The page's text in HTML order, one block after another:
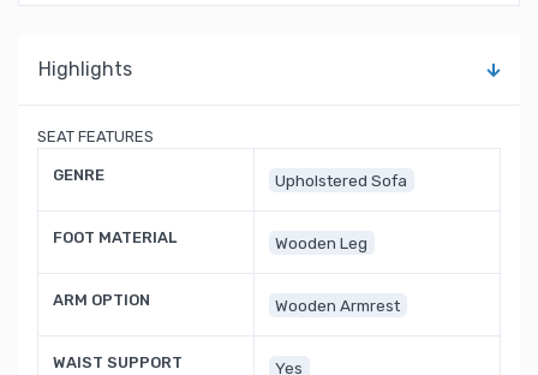
Highlights
SEAT FEATURES
GENRE Upholstered Sofa
FOOT MATERIAL Wooden Leg
ARM OPTION Wooden Armrest
WAIST SUPPORT Yes